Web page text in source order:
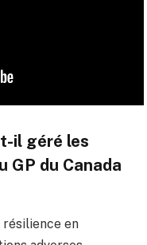
il géré les
du Canada
résilience en